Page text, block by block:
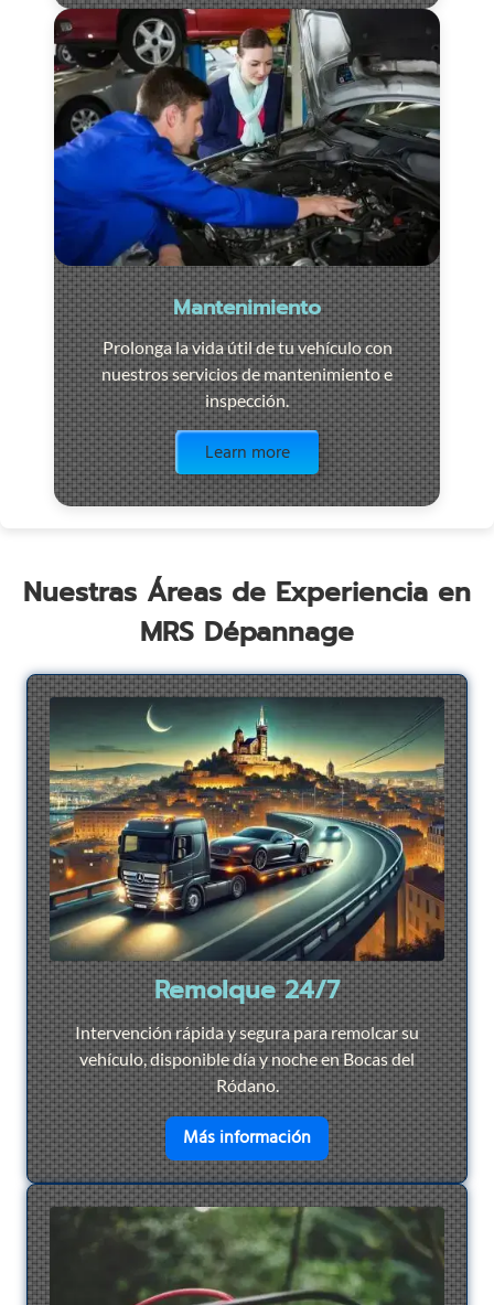
Mantenimiento
Prolonga la vida útil de tu vehículo con
nuestros servicios de mantenimiento e
inspección.
Learn more
Nuestras Áreas de Experiencia en
MRS Dépannage
Remolque 24/7
Intervención rápida y segura para remolcar su
vehículo, disponible día y noche en Bocas del
Ródano.
Más informaciónen savoir plus sur